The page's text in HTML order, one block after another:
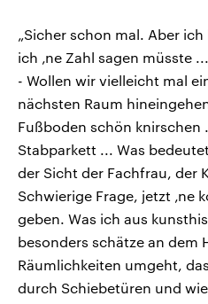
„Sicher schon mal. Aber
ich ‚ne Zahl sagen müsste
- Wollen wir vielleicht mal
nächsten Raum
Fußboden schön knirschen
Stabparkett ... Was
der Sicht der Fachfrau, der
Schwierige Frage, jetzt ‚ne
geben. Was ich aus
besonders schätze an dem
Räumlichkeiten umgeht,
durch Schiebetüren und